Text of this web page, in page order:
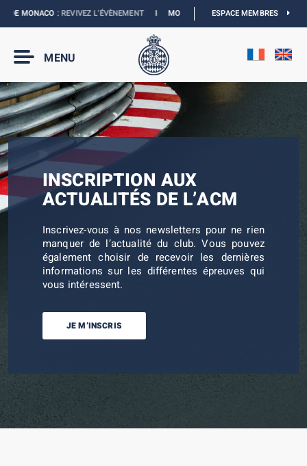
DE MONACO : REVIVEZ L’ÉVÈNEMENTI MONACO E-PRIX 2027 :NOUVELLES
ESPACE MEMBRES
MENU
INSCRIPTION AUX
ACTUALITÉS DE L’ACM
Inscrivez-vous à nos newsletters pour ne rien
manquer de l’actualité du club. Vous pouvez
également choisir de recevoir les dernières
informations sur les différentes épreuves qui
vous intéressent.
JE M’INSCRIS